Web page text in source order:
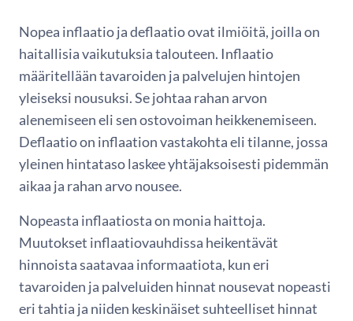
Nopea inflaatio ja deflaatio ovat ilmiöitä, joilla on
haitallisia vaikutuksia talouteen. Inflaatio
määritellään tavaroiden ja palvelujen hintojen
yleiseksi nousuksi. Se johtaa rahan arvon
alenemiseen eli sen ostovoiman heikkenemiseen.
Deflaatio on inflaation vastakohta eli tilanne, jossa
yleinen hintataso laskee yhtäjaksoisesti pidemmän
aikaa ja rahan arvo nousee.
Nopeasta inflaatiosta on monia haittoja.
Muutokset inflaatiovauhdissa heikentävät
hinnoista saatavaa informaatiota, kun eri
tavaroiden ja palveluiden hinnat nousevat nopeasti
eri tahtia ja niiden keskinäiset suhteelliset hinnat